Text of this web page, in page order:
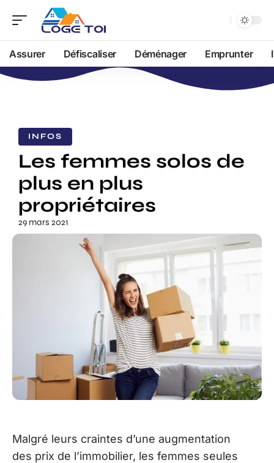
Assurer Défiscaliser Déménager Emprunter
INFOS
Les femmes solos de
plus en plus
propriétaires
29 mars 2021
Malgré leurs craintes d’une augmentation
des prix de l’immobilier, les femmes seules